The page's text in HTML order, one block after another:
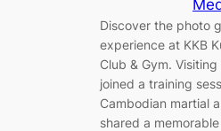
Discover the photo
experience at KKB
Club & Gym.
joined a training
Cambodian martial
shared a